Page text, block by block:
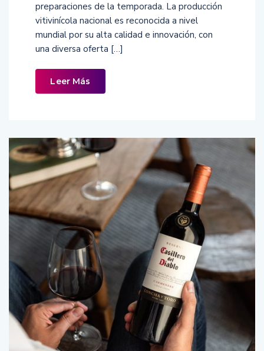
preparaciones de la temporada. La producción
vitivinícola nacional es reconocida a nivel
mundial por su alta calidad e innovación, con
una diversa oferta […]
Leer Más